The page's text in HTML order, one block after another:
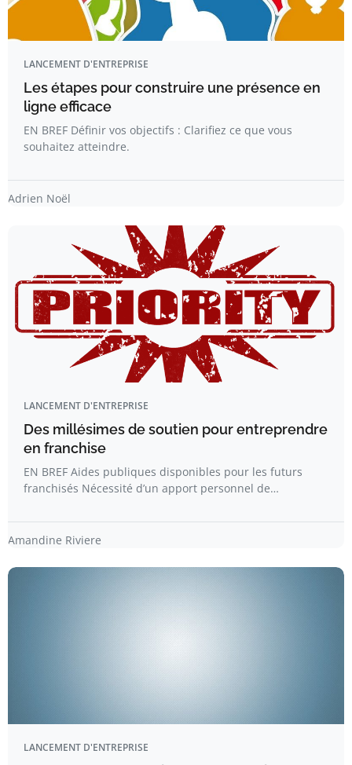
LANCEMENT D'ENTREPRISE
Les étapes pour construire une présence en
ligne efficace
EN BREF Définir vos objectifs : Clarifiez ce que vous
souhaitez atteindre.
Adrien Noël
LANCEMENT D'ENTREPRISE
Des millésimes de soutien pour entreprendre
en franchise
EN BREF Aides publiques disponibles pour les futurs
franchisés Nécessité d’un apport personnel de…
Amandine Riviere
LANCEMENT D'ENTREPRISE